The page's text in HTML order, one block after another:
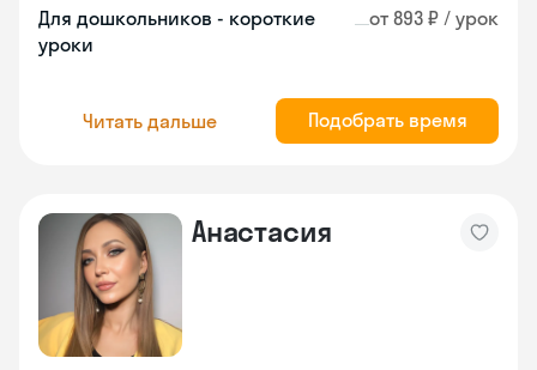
Для дошкольников - короткие
уроки
от 893 ₽ / урок
Читать дальше Подобрать время
Анастасия